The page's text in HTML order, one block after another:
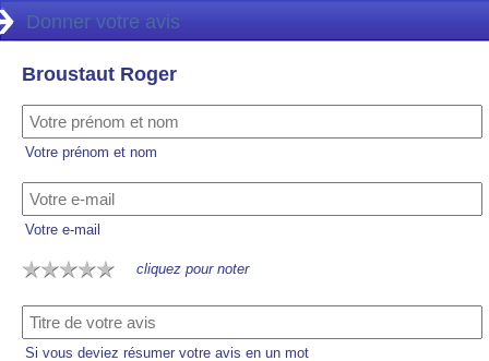
Donner votre avis
Broustaut Roger
Votre prénom et nom
Votre e-mail
cliquez pour noter
Si vous deviez résumer votre avis en un mot